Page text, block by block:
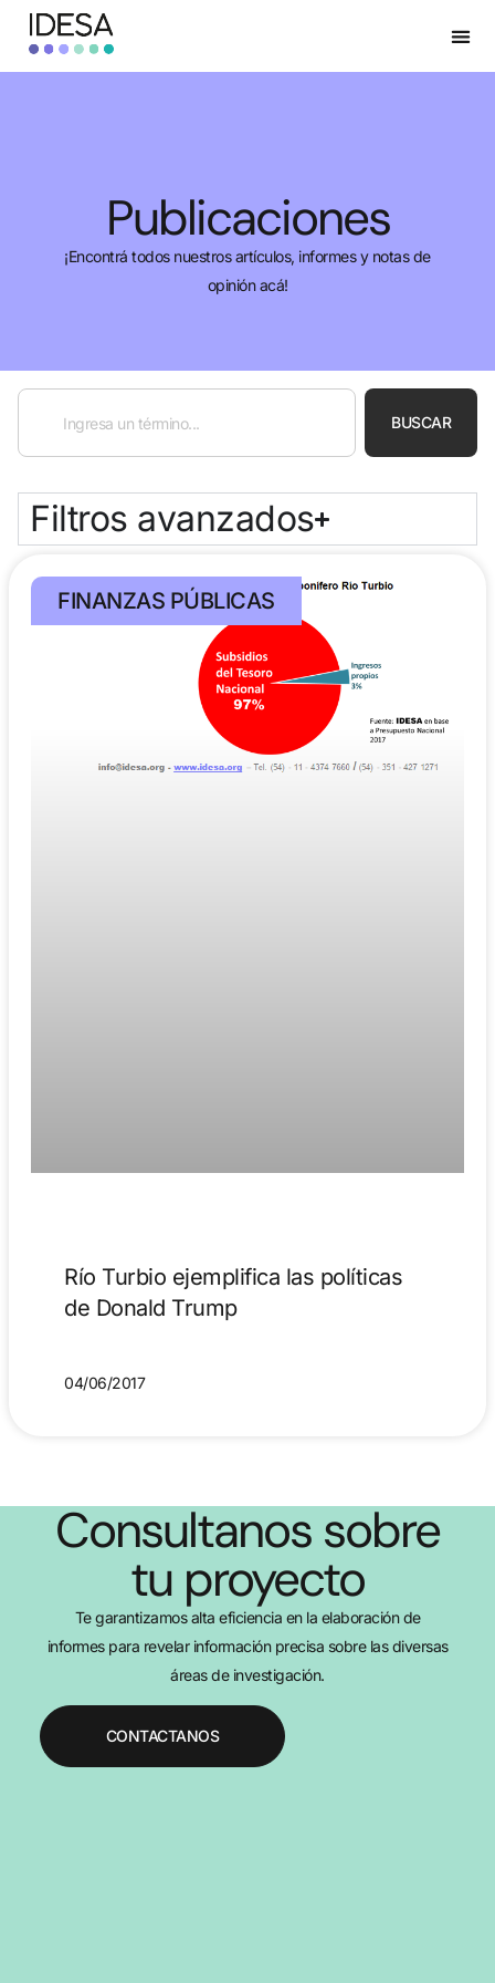
Publicaciones
¡Encontrá todos nuestros artículos, informes y notas de
opinión acá!
BUSCAR
Filtros avanzados
FINANZAS PÚBLICAS
Río Turbio ejemplifica las políticas
de Donald Trump
04/06/2017
Consultanos sobre
tu proyecto
Te garantizamos alta eficiencia en la elaboración de
informes para revelar información precisa sobre las diversas
áreas de investigación.
CONTACTANOS